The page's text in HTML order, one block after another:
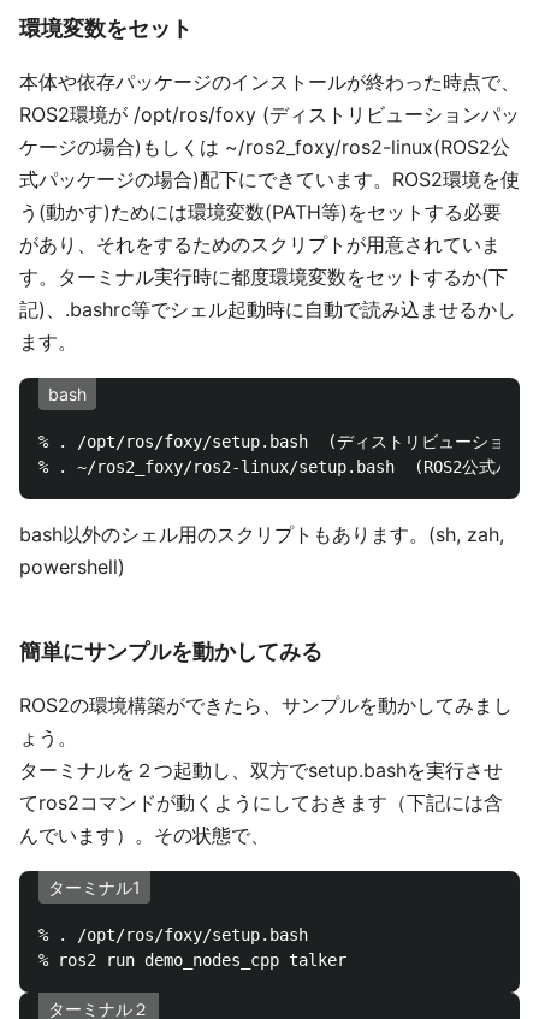
環境変数をセット
本体や依存パッケージのインストールが終わった時点で、
ROS2環境が /opt/ros/foxy (ディストリビューションパッ
ケージの場合)もしくは ~/ros2_foxy/ros2-linux(ROS2公
式パッケージの場合)配下にできています。ROS2環境を使
う(動かす)ためには環境変数(PATH等)をセットする必要
があり、それをするためのスクリプトが用意されていま
す。ターミナル実行時に都度環境変数をセットするか(下
記)、.bashrc等でシェル起動時に自動で読み込ませるかし
ます。
bash
% . /opt/ros/foxy/setup.bash  (ディストリビューションの
bash以外のシェル用のスクリプトもあります。(sh, zah,
powershell)
簡単にサンプルを動かしてみる
ROS2の環境構築ができたら、サンプルを動かしてみまし
ょう。
ターミナルを２つ起動し、双方でsetup.bashを実行させ
てros2コマンドが動くようにしておきます（下記には含
んでいます）。その状態で、
ターミナル1
% . /opt/ros/foxy/setup.bash
ターミナル２